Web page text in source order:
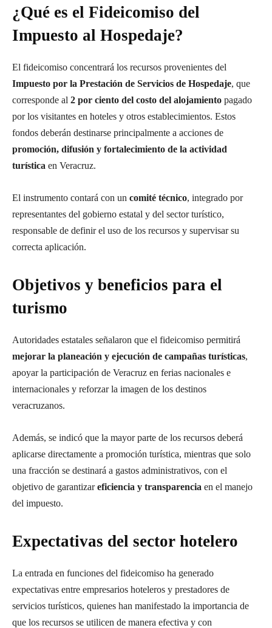
¿Qué es el Fideicomiso del
Impuesto al Hospedaje?
El fideicomiso concentrará los recursos provenientes del
Impuesto por la Prestación de Servicios de Hospedaje, que
corresponde al 2 por ciento del costo del alojamiento pagado
por los visitantes en hoteles y otros establecimientos. Estos
fondos deberán destinarse principalmente a acciones de
promoción, difusión y fortalecimiento de la actividad
turística en Veracruz.
El instrumento contará con un comité técnico, integrado por
representantes del gobierno estatal y del sector turístico,
responsable de definir el uso de los recursos y supervisar su
correcta aplicación.
Objetivos y beneficios para el
turismo
Autoridades estatales señalaron que el fideicomiso permitirá
mejorar la planeación y ejecución de campañas turísticas,
apoyar la participación de Veracruz en ferias nacionales e
internacionales y reforzar la imagen de los destinos
veracruzanos.
Además, se indicó que la mayor parte de los recursos deberá
aplicarse directamente a promoción turística, mientras que solo
una fracción se destinará a gastos administrativos, con el
objetivo de garantizareficiencia y transparencia en el manejo
del impuesto.
Expectativas del sector hotelero
La entrada en funciones del fideicomiso ha generado
expectativas entre empresarios hoteleros y prestadores de
servicios turísticos, quienes han manifestado la importancia de
que los recursos se utilicen de manera efectiva y con